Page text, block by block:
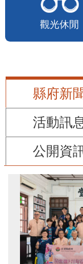
觀光休閒
縣府新
活動訊
公開資